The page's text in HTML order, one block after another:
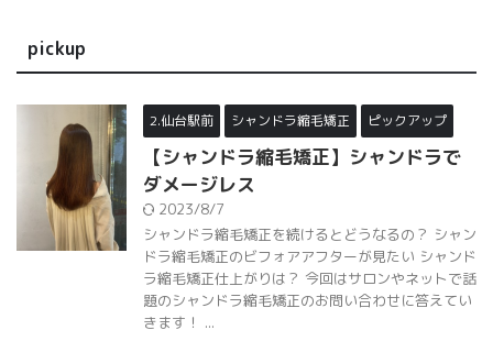
pickup
2.仙台駅前 シャンドラ縮毛矯正 ピックアップ
【シャンドラ縮毛矯正】シャンドラで
ダメージレス
2023/8/7
シャンドラ縮毛矯正を続けるとどうなるの？ シャン
ドラ縮毛矯正のビフォアアフターが見たい シャンド
ラ縮毛矯正仕上がりは？ 今回はサロンやネットで話
題のシャンドラ縮毛矯正のお問い合わせに答えてい
きます！ ...